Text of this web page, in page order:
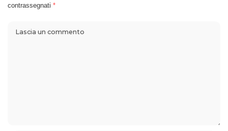
contrassegnati *